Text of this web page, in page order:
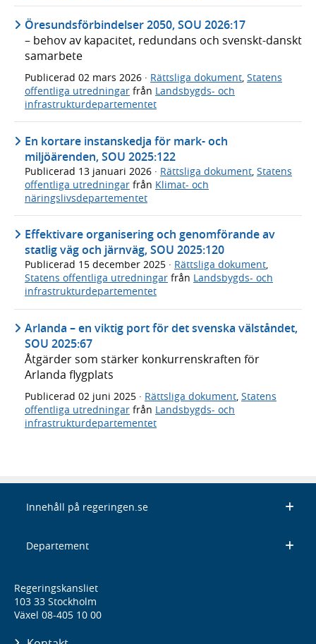
Öresundsförbindelser 2050, SOU 2026:17
– behov av kapacitet, redundans och svenskt-danskt
samarbete
Publicerad 02 mars 2026 · Rättsliga dokument, Statens
offentliga utredningar från Landsbygds- och
infrastrukturdepartementet
En kortare instanskedja för mark- och
miljöärenden, SOU 2025:122
Publicerad 13 januari 2026 · Rättsliga dokument Statens
offentliga utredningar från Klimat- och
näringslivsdepartementet
Effektivare organisering och genomförande av
statlig väg och järnväg, SOU 2025:120
Publicerad 15 december 2025 · Rättsliga dokument,
Statens offentliga utredningar från Landsbygds- och
infrastrukturdepartementet
Arlanda – en viktig port för det svenska välståndet,
SOU 2025:67
Åtgärder som stärker konkurrenskraften för
Arlanda flygplats
Publicerad 02 juni 2025 · Rättsliga dokument, Statens
offentliga utredningar från Landsbygds- och
infrastrukturdepartementet
Innehåll på regeringen.se
Departement
Regeringskansliet
103 33 Stockholm
Växel 08-405 10 00